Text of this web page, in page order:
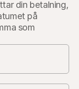
din betalning,
på
som
conversion
Recurring
Collect recurring
payments
Prevent fraud and